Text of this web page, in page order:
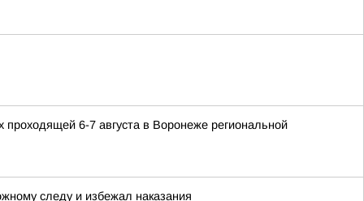
6-7 августа в Воронеже региональной
следу и избежал наказания